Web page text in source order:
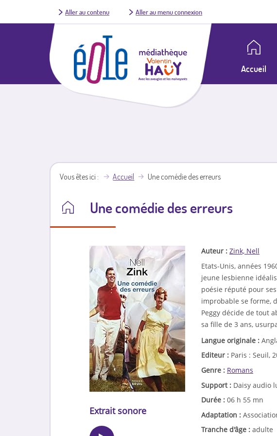
Aller au contenu Aller au menu connexion
Accueil
Vous êtes ici Accueil Une comédie des erreurs
Une comédie des erreurs
Auteur : Zink, Nell
Etats-Unis, années
jeune lesbienne
poésie réputé pour
improbable se forme,
Peggy décide de tout
sa fille de 3 ans,
Langue originale :
Editeur : Paris : Seuil,
Genre : Romans
Support : Daisy audio
Durée : 06 h 55 mn
Adaptation :
Tranche d'âge : adulte
Extrait sonore